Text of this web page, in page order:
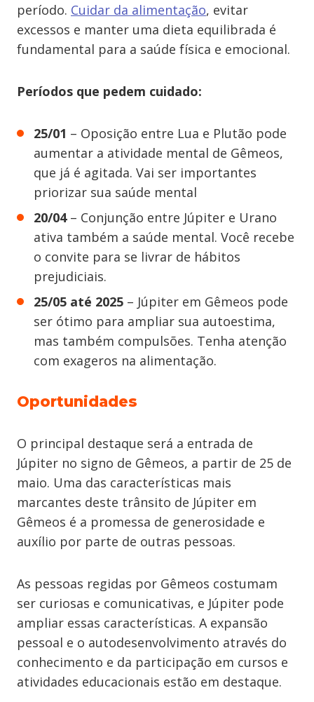
período. Cuidar da alimentação, evitar
excessos e manter uma dieta equilibrada é
fundamental para a saúde física e emocional.
Períodos que pedem cuidado:
25/01 – Oposição entre Lua e Plutão pode
aumentar a atividade mental de Gêmeos,
que já é agitada. Vai ser importantes
priorizar sua saúde mental
20/04– Conjunção entre Júpiter e Urano
ativa também a saúde mental. Você recebe
o convite para se livrar de hábitos
prejudiciais.
25/05 até 2025 – Júpiter em Gêmeos pode
ser ótimo para ampliar sua autoestima,
mas também compulsões. Tenha atenção
com exageros na alimentação.
Oportunidades
O principal destaque será a entrada de
Júpiter no signo de Gêmeos, a partir de 25 de
maio. Uma das características mais
marcantes deste trânsito de Júpiter em
Gêmeos é a promessa de generosidade e
auxílio por parte de outras pessoas.
As pessoas regidas por Gêmeos costumam
ser curiosas e comunicativas, e Júpiter pode
ampliar essas características. A expansão
pessoal e o autodesenvolvimento através do
conhecimento e da participação em cursos e
atividades educacionais estão em destaque.